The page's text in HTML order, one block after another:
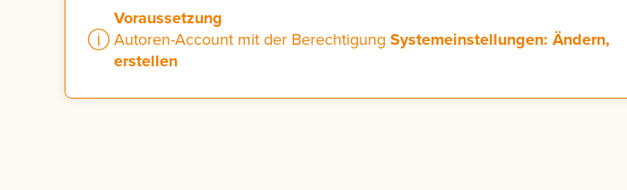
Voraussetzung
Autoren-Account mit der Berechtigung Systemeinstellungen: Ändern,
erstellen